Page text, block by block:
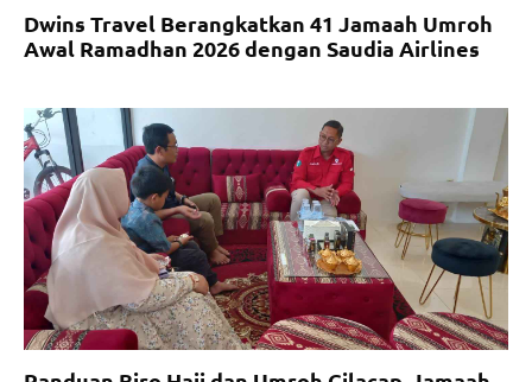
Dwins Travel Berangkatkan 41 Jamaah Umroh
Awal Ramadhan 2026 dengan Saudia Airlines